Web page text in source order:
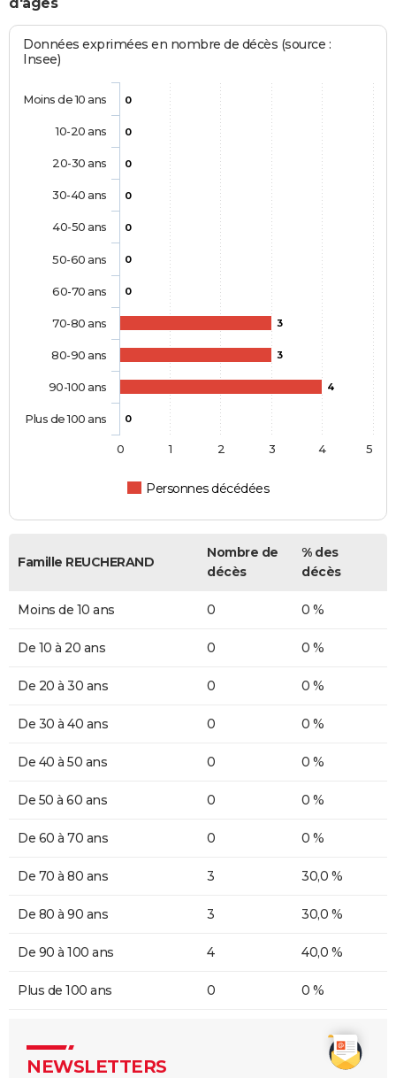
d'âges
Données exprimées en nombre de décès (source :
Insee)
0
0
0
0
0
0
0
3
3
4
0
Personnes décédées
Moins de 10 ans
10-20 ans
20-30 ans
30-40 ans
40-50 ans
50-60 ans
60-70 ans
70-80 ans
80-90 ans
90-100 ans
Plus de 100 ans
0 1 2 3 4 5
Famille REUCHERAND
Nombre de
décès
% des
décès
Moins de 10 ans 0 0 %
De 10 à 20 ans 0 0 %
De 20 à 30 ans 0 0 %
De 30 à 40 ans 0 0 %
De 40 à 50 ans 0 0 %
De 50 à 60 ans 0 0 %
De 60 à 70 ans 0 0 %
De 70 à 80 ans 3 30,0 %
De 80 à 90 ans 3 30,0 %
De 90 à 100 ans 4 40,0 %
Plus de 100 ans 0 0 %
NEWSLETTERS